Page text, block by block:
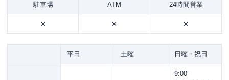
駐車場 ATM 24時間営業
✕ ✕ ✕
平日 土曜 日曜・祝日
9:00-